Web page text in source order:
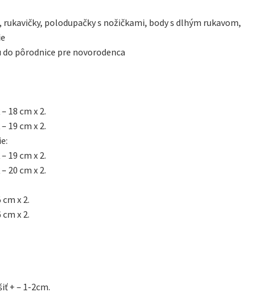
rukavičky, polodupačky s nožičkami, body s dlhým rukavom,
do pôrodnice pre novorodenca
18 cm x 2.
19 cm x 2.
19 cm x 2.
20 cm x 2.
cm x 2.
cm x 2.
+ – 1-2cm.